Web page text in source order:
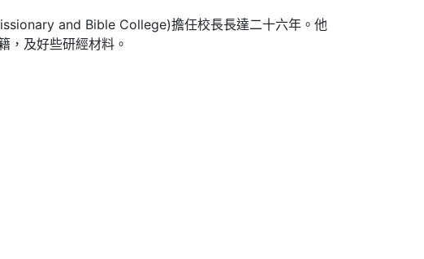
and Bible College)擔任校長長達二十六年。他
，及好些研經材料。